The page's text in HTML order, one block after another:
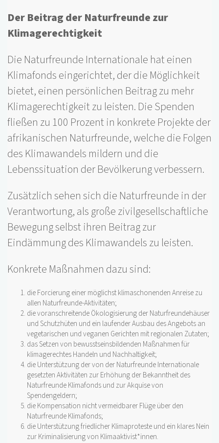
Der Beitrag der Naturfreunde zur
Klimagerechtigkeit
Die Naturfreunde Internationale hat einen
Klimafonds eingerichtet, der die Möglichkeit
bietet, einen persönlichen Beitrag zu mehr
Klimagerechtigkeit zu leisten. Die Spenden
fließen zu 100 Prozent in konkrete Projekte der
afrikanischen Naturfreunde, welche die Folgen
des Klimawandels mildern und die
Lebenssituation der Bevölkerung verbessern.
Zusätzlich sehen sich die Naturfreunde in der
Verantwortung, als große zivilgesellschaftliche
Bewegung selbst ihren Beitrag zur
Eindämmung des Klimawandels zu leisten.
Konkrete Maßnahmen dazu sind:
die Forcierung einer möglichst klimaschonenden Anreise zu
allen Naturfreunde-Aktivitäten;
die voranschreitende Ökologisierung der Naturfreundehäuser
und Schutzhüten und ein laufender Ausbau des Angebots an
vegetarischen und veganen Gerichten mit regionalen Zutaten;
das Setzen von bewusstseinsbildenden Maßnahmen für
klimagerechtes Handeln und Nachhaltigkeit;
die Unterstützung der von der Naturfreunde Internationale
gesetzten Aktivitäten zur Erhöhung der Bekanntheit des
Naturfreunde Klimafonds und zur Akquise von
Spendengeldern;
die Kompensation nicht vermeidbarer Flüge über den
Naturfreunde Klimafonds;
die Unterstützung friedlicher Klimaproteste und ein klares Nein
zur Kriminalisierung von Klimaaktivist*innen.